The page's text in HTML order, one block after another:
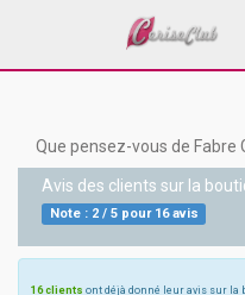
Que pensez-vous de Fabre
Avis des clients sur la
Note : 2/ 5pour 16avis
16 clients ont déjà donné leur avis sur la